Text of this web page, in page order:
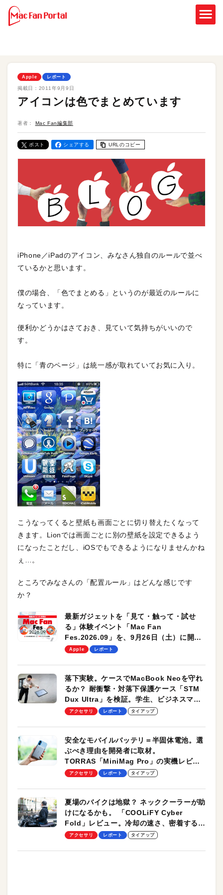
Apple レポート
掲載日： 2011年9月9日
アイコンは色でまとめています
著者： Mac Fan編集部
ポスト シェアする URLのコピー
iPhone／iPadのアイコン、みなさん独自のルールで並べ
ているかと思います。
僕の場合、「色でまとめる」というのが最近のルールに
なっています。
便利かどうかはさておき、見ていて気持ちがいいので
す。
特に「青のページ」は統一感が取れていてお気に入り。
こうなってくると壁紙も画面ごとに切り替えたくなって
きます。Lionでは画面ごとに別の壁紙を設定できるよう
になったことだし、iOSでもできるようになりませんかね
ぇ…。
ところでみなさんの「配置ルール」はどんな感じです
か？
最新ガジェットを「見て・触って・試せ
る」体験イベント「Mac Fan
Fes.2026.09」を、9月26日（土）に開催
します！
Apple レポート
落下実験。ケースでMacBook Neoを守れ
るか？ 耐衝撃・対落下保護ケース「STM
Dux Ultra」を検証。学生、ビジネスマン
のモバイルユースに最適！
アクセサリ レポート タイアップ
安全なモバイルバッテリ＝半固体電池。選
ぶべき理由を開発者に取材。
TORRAS「MiniMag Pro」の実機レビュ
ーも
アクセサリ レポート タイアップ
夏場のバイクは地獄？ ネッククーラーが助
けになるかも。 「COOLiFY Cyber
Fold」レビュー。冷却の速さ、密着する冷
却プレート、シンプルな操作性がグッド！
アクセサリ レポート タイアップ